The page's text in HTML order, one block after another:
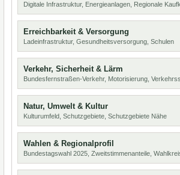
Digitale Infrastruktur, Energieanlagen, Regionale
Erreichbarkeit & Versorgung
Ladeinfrastruktur, Gesundheitsversorgung, Schulen
Verkehr, Sicherheit & Lärm
Bundesfernstraßen-Verkehr, Motorisierung,
Natur, Umwelt & Kultur
Kulturumfeld, Schutzgebiete, Schutzgebiete Nähe
Wahlen & Regionalprofil
Bundestagswahl 2025, Zweitstimmenanteile,